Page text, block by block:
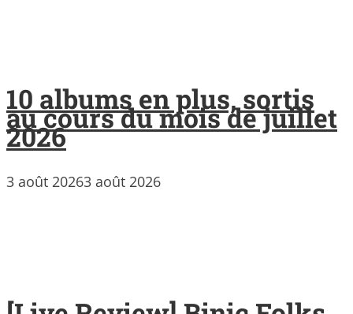
10 albums en plus, sortis
au cours du mois de juillet
2026
3 août 20263 août 2026